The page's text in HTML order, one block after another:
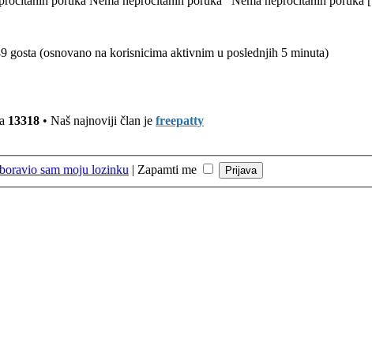
gosta (osnovano na korisnicima aktivnim u poslednjih 5 minuta)
13318 • Naš najnoviji član je freepatty
sam moju lozinku | Zapamti me